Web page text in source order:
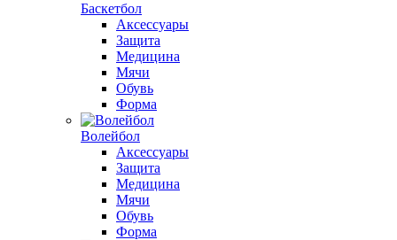
Баскетбол
Аксессуары
Защита
Медицина
Мячи
Обувь
Форма
Волейбол
Аксессуары
Защита
Медицина
Мячи
Обувь
Форма